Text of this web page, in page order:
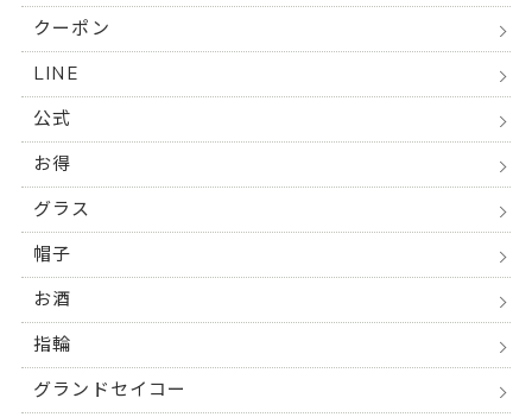
クーポン
LINE
公式
お得
グラス
帽子
お酒
指輪
グランドセイコー